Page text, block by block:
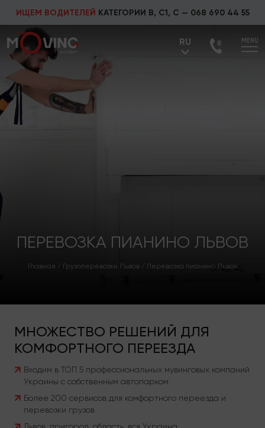
ИЩЕМ ВОДИТЕЛЕЙ КАТЕГОРИИ В, С1, С — 068 690 44 55
RU MENU
ПЕРЕВОЗКА ПИАНИНО ЛЬВОВ
Главная / Грузоперевозки Львов / Перевозка пианино Львов
МНОЖЕСТВО РЕШЕНИЙ ДЛЯ
КОМФОРТНОГО ПЕРЕЕЗДА
Входим в ТОП 5 профессиональных мувинговых компаний
Украины с собственным автопарком
Более 200 сервисов для комфортного переезда и
перевозки грузов